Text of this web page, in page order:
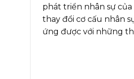
phát triển nhân sự
thay đổi cơ cấu nhân
ứng được với những